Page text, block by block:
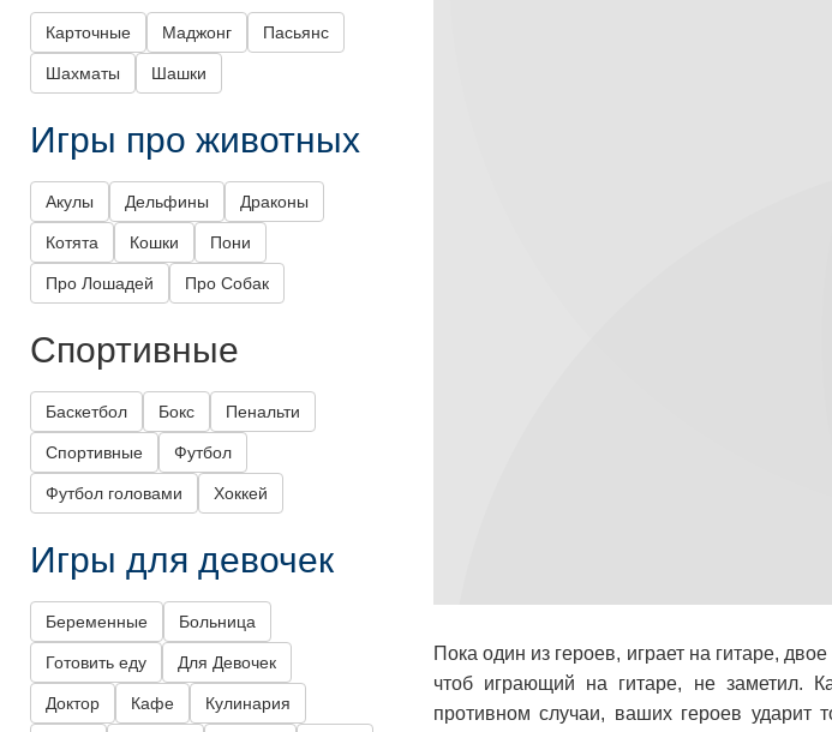
Пока один из героев, играет на гитаре,
чтоб играющий на гитаре, не заметил.
противном случаи, ваших героев ударит
Карточные Маджонг Пасьянс
Шахматы Шашки
Игры про животных
Акулы Дельфины Драконы
Котята Кошки Пони
Про Лошадей Про Собак
Спортивные
Баскетбол Бокс Пенальти
Спортивные Футбол
Футбол головами Хоккей
Игры для девочек
Беременные Больница
Готовить еду Для Девочек
Доктор Кафе Кулинария